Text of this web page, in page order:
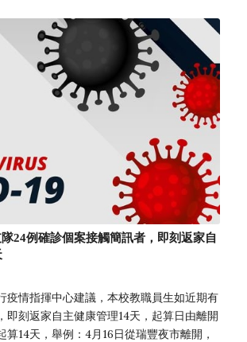
24例確診個案接觸簡訊者，即刻返家自
疫情指揮中心建議，本校教職員生如近期有
即刻返家自主健康管理14天，起算日由離開
算14天，舉例：4月16日從瑞豐夜市離開，